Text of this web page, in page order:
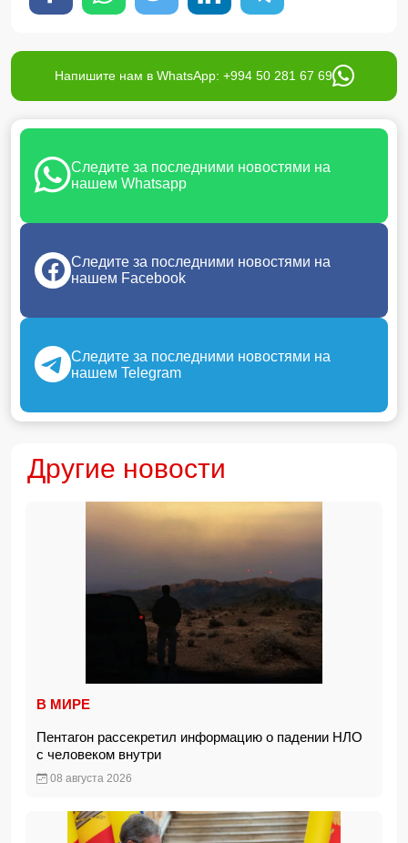
Напишите нам в WhatsApp: +994 50 281 67 69
Следите за последними новостями на
нашем Whatsapp
Следите за последними новостями на
нашем Facebook
Следите за последними новостями на
нашем Telegram
Другие новости
В МИРЕ
Пентагон рассекретил информацию о падении НЛО
с человеком внутри
08 августа 2026